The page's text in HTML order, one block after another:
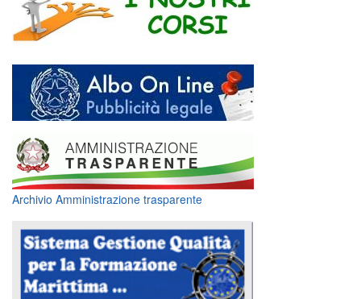
Archivio Amministrazione trasparente